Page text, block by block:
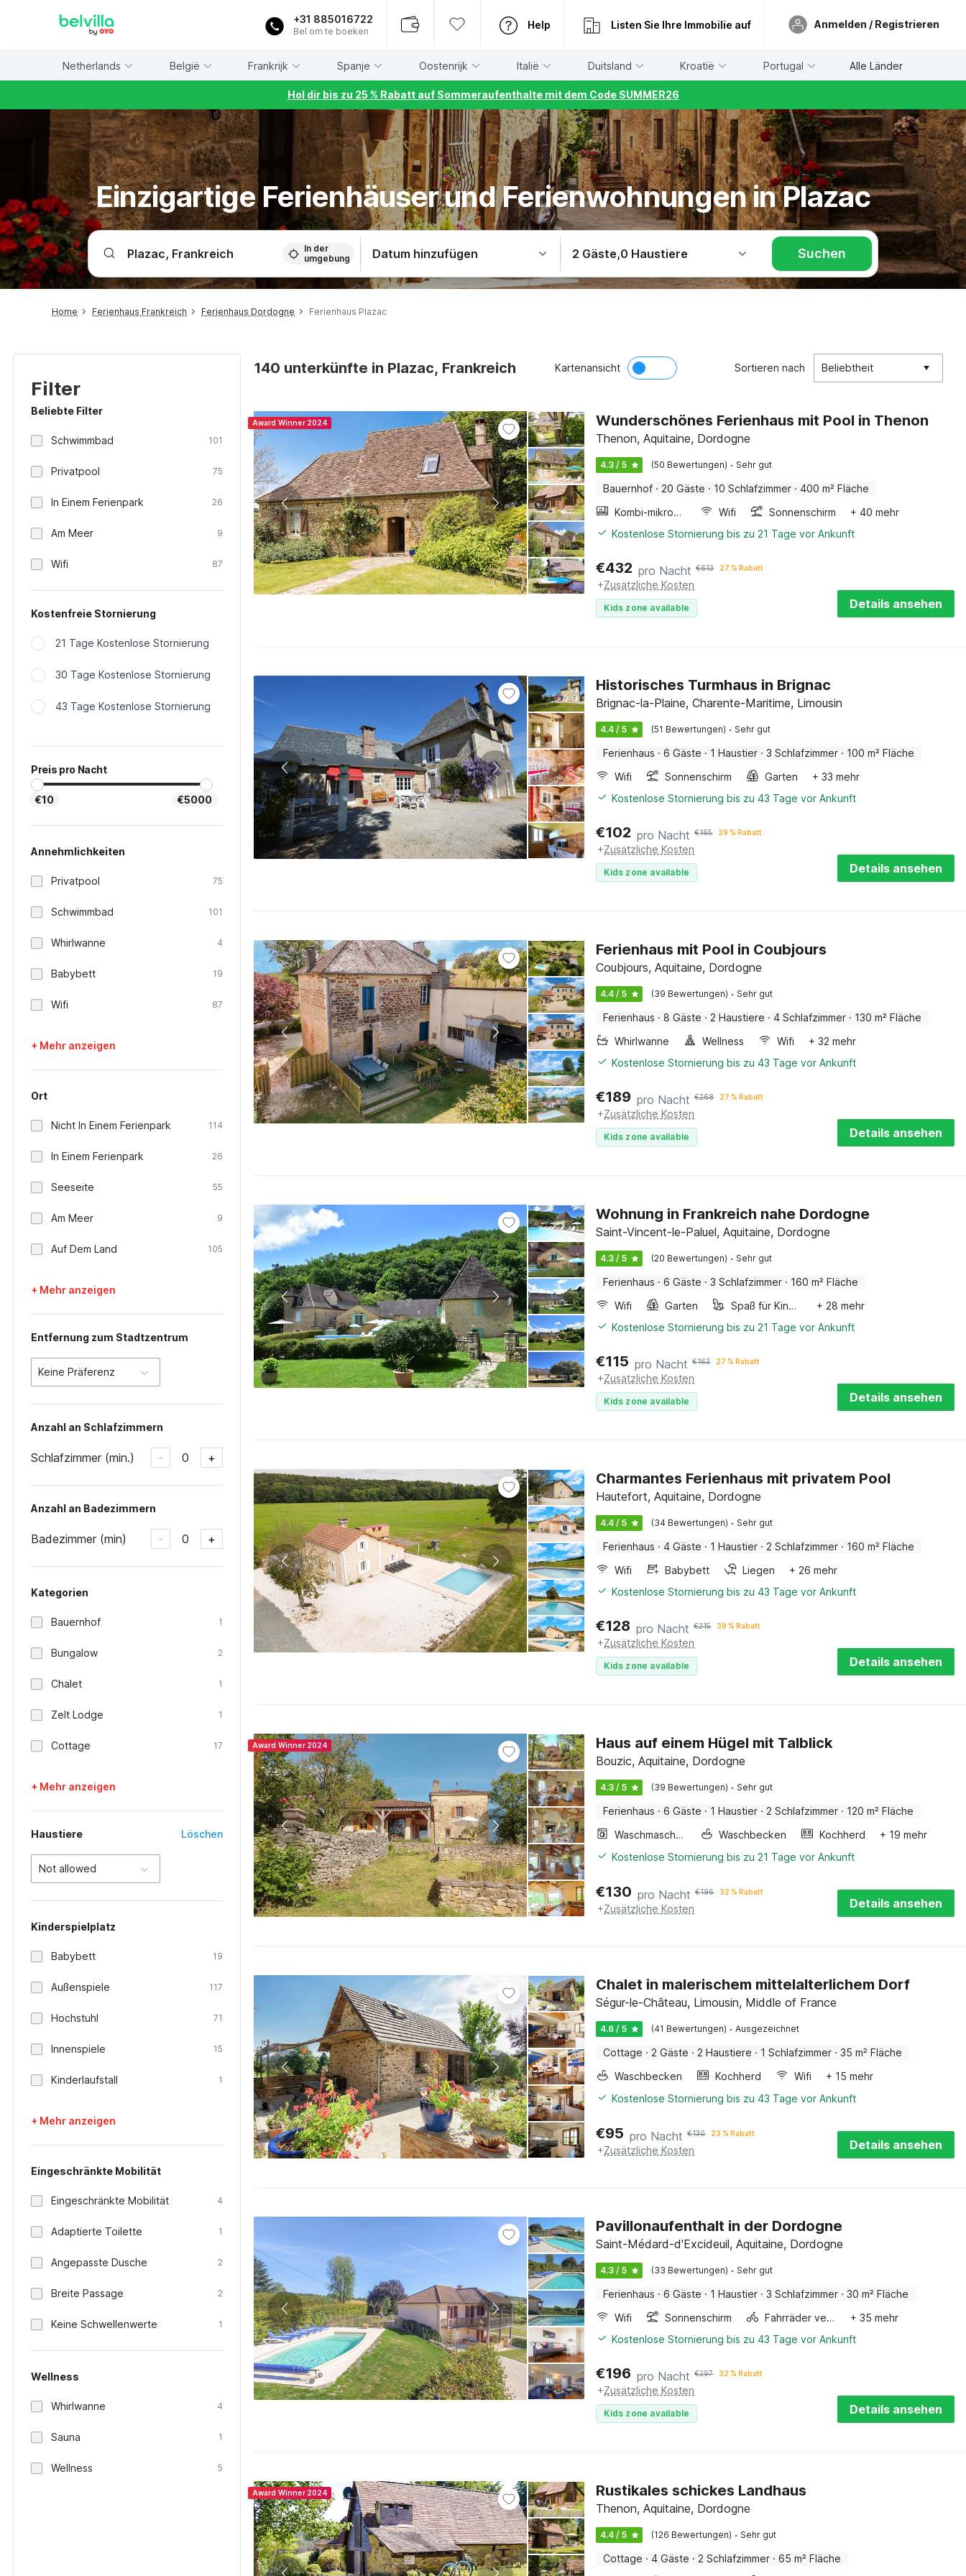
+31 885016722
Bel om te boeken
Help Listen Sie Ihre Immobilie auf Anmelden / Registrieren
Netherlands België Frankrijk Spanje Oostenrijk Italië Duitsland Kroatië Portugal Alle Länder
Hol dir bis zu 25 % Rabatt auf Sommeraufenthalte mit dem Code SUMMER26
Einzigartige Ferienhäuser und Ferienwohnungen in Plazac
In der
umgebung
Datum hinzufügen 2 Gäste,0 Haustiere Suchen
Home Ferienhaus Frankreich Ferienhaus Dordogne Ferienhaus Plazac
Filter
Beliebte Filter
Schwimmbad 101
Privatpool 75
In Einem Ferienpark 26
Am Meer 9
Wifi 87
Kostenfreie Stornierung
21 Tage Kostenlose Stornierung
30 Tage Kostenlose Stornierung
43 Tage Kostenlose Stornierung
Preis pro Nacht
€10 €5000
Annehmlichkeiten
Privatpool 75
Schwimmbad 101
Whirlwanne 4
Babybett 19
Wifi 87
+ Mehr anzeigen
Ort
Nicht In Einem Ferienpark 114
In Einem Ferienpark 26
Seeseite 55
Am Meer 9
Auf Dem Land 105
+ Mehr anzeigen
Entfernung zum Stadtzentrum
Keine Präferenz
Anzahl an Schlafzimmern
Schlafzimmer (min.) - 0 +
Anzahl an Badezimmern
Badezimmer (min) - 0 +
Kategorien
Bauernhof 1
Bungalow 2
Chalet 1
Zelt Lodge 1
Cottage 17
+ Mehr anzeigen
Haustiere Löschen
Not allowed
Kinderspielplatz
Babybett 19
Außenspiele 117
Hochstuhl 71
Innenspiele 15
Kinderlaufstall 1
+ Mehr anzeigen
Eingeschränkte Mobilität
Eingeschränkte Mobilität 4
Adaptierte Toilette 1
Angepasste Dusche 2
Breite Passage 2
Keine Schwellenwerte 1
Wellness
Whirlwanne 4
Sauna 1
Wellness 5
140 unterkünfte in Plazac, Frankreich Kartenansicht Sortieren nach Beliebtheit
Award Winner 2024 Wunderschönes Ferienhaus mit Pool in Thenon
Thenon, Aquitaine, Dordogne
4.3 / 5 (50 Bewertungen) · Sehr gut
Bauernhof · 20 Gäste · 10 Schlafzimmer · 400 m² Fläche
Kombi-mikrowelle
Wifi Sonnenschirm
+ 40 mehr
Kostenlose Stornierung bis zu 21 Tage vor Ankunft
€432 pro Nacht €613 27 % Rabatt
+Zusätzliche Kosten
Kids zone available Details ansehen
Historisches Turmhaus in Brignac
Brignac-la-Plaine, Charente-Maritime, Limousin
4.4 / 5 (51 Bewertungen) · Sehr gut
Ferienhaus · 6 Gäste · 1 Haustier · 3 Schlafzimmer · 100 m² Fläche
Wifi
Sonnenschirm Garten
+ 33 mehr
Kostenlose Stornierung bis zu 43 Tage vor Ankunft
€102 pro Nacht €165 39 % Rabatt
+Zusätzliche Kosten
Kids zone available Details ansehen
Ferienhaus mit Pool in Coubjours
Coubjours, Aquitaine, Dordogne
4.4 / 5 (39 Bewertungen) · Sehr gut
Ferienhaus · 8 Gäste · 2 Haustiere · 4 Schlafzimmer · 130 m² Fläche
Whirlwanne
Wellness Wifi
+ 32 mehr
Kostenlose Stornierung bis zu 43 Tage vor Ankunft
€189 pro Nacht €268 27 % Rabatt
+Zusätzliche Kosten
Kids zone available Details ansehen
Wohnung in Frankreich nahe Dordogne
Saint-Vincent-le-Paluel, Aquitaine, Dordogne
4.3 / 5 (20 Bewertungen) · Sehr gut
Ferienhaus · 6 Gäste · 3 Schlafzimmer · 160 m² Fläche
Wifi
Garten Spaß für Kinder
+ 28 mehr
Kostenlose Stornierung bis zu 21 Tage vor Ankunft
€115 pro Nacht €163 27 % Rabatt
+Zusätzliche Kosten
Kids zone available Details ansehen
Charmantes Ferienhaus mit privatem Pool
Hautefort, Aquitaine, Dordogne
4.4 / 5 (34 Bewertungen) · Sehr gut
Ferienhaus · 4 Gäste · 1 Haustier · 2 Schlafzimmer · 160 m² Fläche
Wifi
Babybett Liegen
+ 26 mehr
Kostenlose Stornierung bis zu 43 Tage vor Ankunft
€128 pro Nacht €215 39 % Rabatt
+Zusätzliche Kosten
Kids zone available Details ansehen
Award Winner 2024 Haus auf einem Hügel mit Talblick
Bouzic, Aquitaine, Dordogne
4.3 / 5 (39 Bewertungen) · Sehr gut
Ferienhaus · 6 Gäste · 1 Haustier · 2 Schlafzimmer · 120 m² Fläche
Waschmaschine
Waschbecken Kochherd
+ 19 mehr
Kostenlose Stornierung bis zu 21 Tage vor Ankunft
€130 pro Nacht €196 32 % Rabatt
+Zusätzliche Kosten Details ansehen
Chalet in malerischem mittelalterlichem Dorf
Ségur-le-Château, Limousin, Middle of France
4.6 / 5 (41 Bewertungen) · Ausgezeichnet
Cottage · 2 Gäste · 2 Haustiere · 1 Schlafzimmer · 35 m² Fläche
Waschbecken
Kochherd Wifi
+ 15 mehr
Kostenlose Stornierung bis zu 43 Tage vor Ankunft
€95 pro Nacht €130 23 % Rabatt
+Zusätzliche Kosten Details ansehen
Pavillonaufenthalt in der Dordogne
Saint-Médard-d'Excideuil, Aquitaine, Dordogne
4.3 / 5 (33 Bewertungen) · Sehr gut
Ferienhaus · 6 Gäste · 1 Haustier · 3 Schlafzimmer · 30 m² Fläche
Wifi
Sonnenschirm Fahrräder verfügbar
+ 35 mehr
Kostenlose Stornierung bis zu 43 Tage vor Ankunft
€196 pro Nacht €297 32 % Rabatt
+Zusätzliche Kosten
Kids zone available Details ansehen
Award Winner 2024 Rustikales schickes Landhaus
Thenon, Aquitaine, Dordogne
4.4 / 5 (126 Bewertungen) · Sehr gut
Cottage · 4 Gäste · 2 Schlafzimmer · 65 m² Fläche